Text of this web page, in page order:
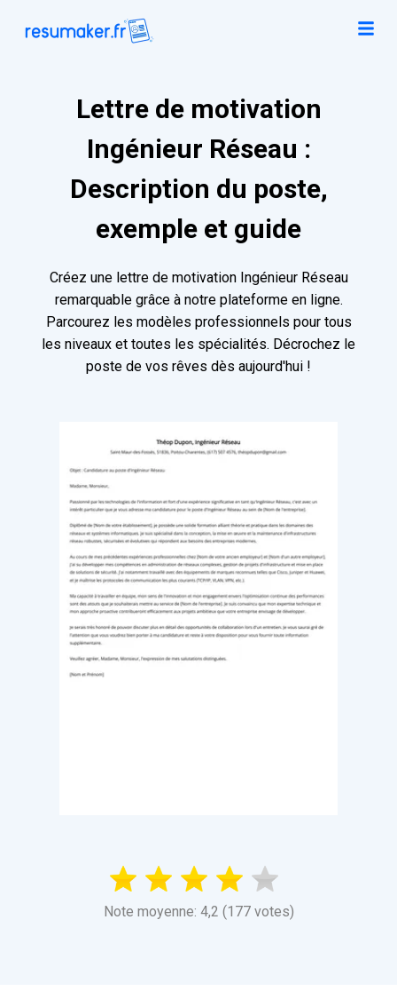
Lettre de motivation
Ingénieur Réseau :
Description du poste,
exemple et guide
Créez une lettre de motivation Ingénieur Réseau
remarquable grâce à notre plateforme en ligne.
Parcourez les modèles professionnels pour tous
les niveaux et toutes les spécialités. Décrochez le
poste de vos rêves dès aujourd'hui !
Note moyenne: 4,2 (177 votes)